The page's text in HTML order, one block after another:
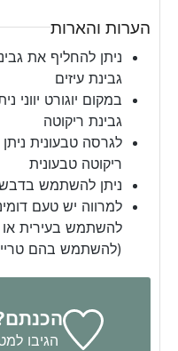
הערות והארות
ניתן להחליף את
גבינת עיזים
במקום יוגורט יווני
גבינת ריקוטה
לגרסה טבעונית
ריקוטה טבעונית
ניתן להשתמש בדבש
למרווה יש טעם
להשתמש בעירית או
(להשתמש בהם
הגיבו